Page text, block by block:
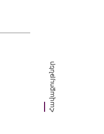
Հավաքույթներ